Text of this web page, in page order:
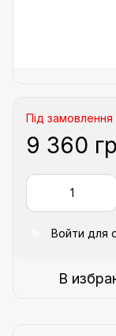
Під замовлення
9 360
Войти для
В